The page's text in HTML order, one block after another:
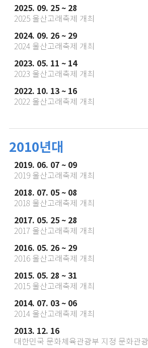
2025. 09. 25 ~ 28
2025 울산고래축제 개최
2024. 09. 26 ~ 29
2024 울산고래축제 개최
2023. 05. 11 ~ 14
2023 울산고래축제 개최
2022. 10. 13 ~ 16
2022 울산고래축제 개최
2010년대
2019. 06. 07 ~ 09
2019 울산고래축제 개최
2018. 07. 05 ~ 08
2018 울산고래축제 개최
2017. 05. 25 ~ 28
2017 울산고래축제 개최
2016. 05. 26 ~ 29
2016 울산고래축제 개최
2015. 05. 28 ~ 31
2015 울산고래축제 개최
2014. 07. 03 ~ 06
2014 울산고래축제 개최
2013. 12. 16
대한민국 문화체육관광부 지정 문화관